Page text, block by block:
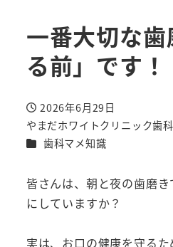
一番大切な
る前」です！
投稿日
2026年6月29日
著
者
やまだホワイトクリニック歯
カテゴリー
歯科マメ知識
皆さんは、朝と夜の歯磨
にしていますか？
実は、お口の健康を守る